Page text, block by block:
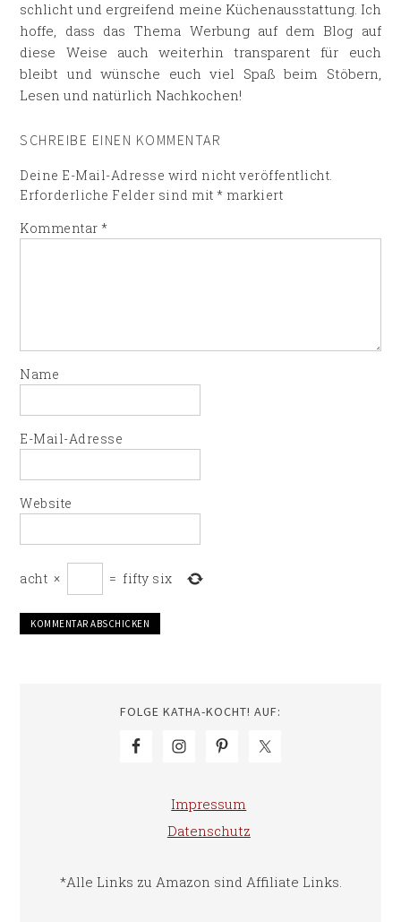
schlicht und ergreifend meine Küchenausstattung. Ich
hoffe, dass das Thema Werbung auf dem Blog auf
diese Weise auch weiterhin transparent für euch
bleibt und wünsche euch viel Spaß beim Stöbern,
Lesen und natürlich Nachkochen!
SCHREIBE EINEN KOMMENTAR
Deine E-Mail-Adresse wird nicht veröffentlicht.
Erforderliche Felder sind mit* markiert
Kommentar*
Name
E-Mail-Adresse
Website
acht × = fifty six
FOLGE KATHA-KOCHT! AUF:
Impressum
Datenschutz
*Alle Links zu Amazon sind Affiliate Links.